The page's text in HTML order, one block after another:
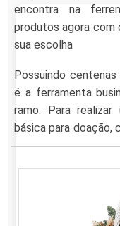
encontra na
produtos agora com
sua escolha
Possuindo
é a ferramenta
ramo. Para
básica para doação,
abaixo: